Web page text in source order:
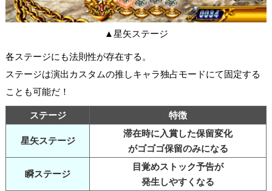
▲星矢ステージ
各ステージにも法則性が存在する。
ステージは演出カスタムの推しキャラ独占モードにて固定する
ことも可能だ！
ステージ 特徴
星矢ステージ
滞在時に入賞した保留変化
がゴゴゴ保留のみになる
瞬ステージ
目覚めストック予告が
発生しやすくなる